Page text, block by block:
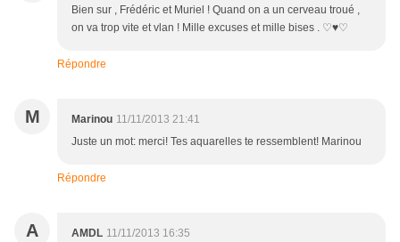
Bien sur , Frédéric et Muriel ! Quand on a un cerveau troué ,
on va trop vite et vlan ! Mille excuses et mille bises . ♡♥♡
Répondre
M Marinou 11/11/2013 21:41
Juste un mot: merci! Tes aquarelles te ressemblent! Marinou
Répondre
A AMDL 11/11/2013 16:35